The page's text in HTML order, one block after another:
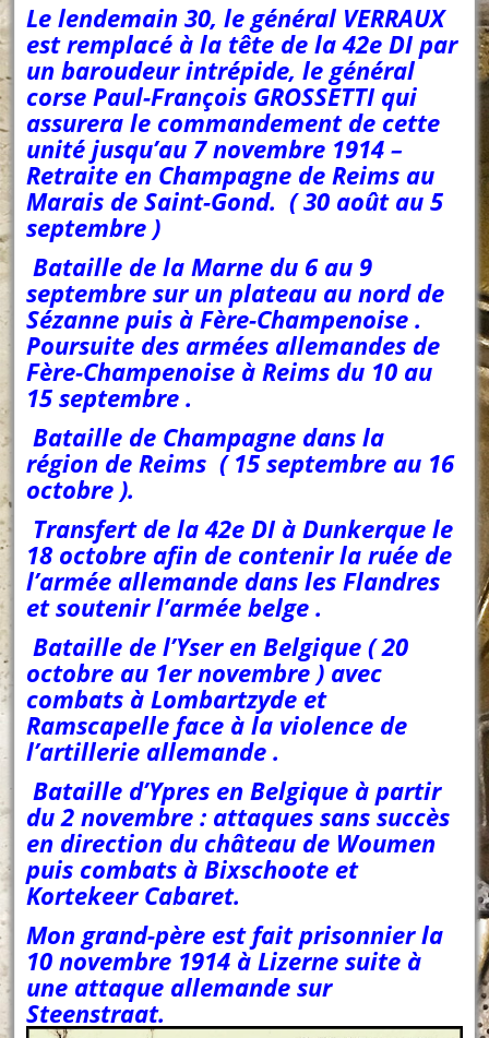
Le lendemain 30, le général VERRAUX
est remplacé à la tête de la 42e DI par
un baroudeur intrépide, le général
corse Paul-François GROSSETTI qui
assurera le commandement de cette
unité jusqu’au 7 novembre 1914 –
Retraite en Champagne de Reims au
Marais de Saint-Gond. ( 30 août au 5
septembre )
Bataille de la Marne du 6 au 9
septembre sur un plateau au nord de
Sézanne puis à Fère-Champenoise .
Poursuite des armées allemandes de
Fère-Champenoise à Reims du 10 au
15 septembre .
Bataille de Champagne dans la
région de Reims ( 15 septembre au 16
octobre ).
Transfert de la 42e DI à Dunkerque le
18 octobre afin de contenir la ruée de
l’armée allemande dans les Flandres
et soutenir l’armée belge .
Bataille de l’Yser en Belgique ( 20
octobre au 1er novembre ) avec
combats à Lombartzyde et
Ramscapelle face à la violence de
l’artillerie allemande .
Bataille d’Ypres en Belgique à partir
du 2 novembre : attaques sans succès
en direction du château de Woumen
puis combats à Bixschoote et
Kortekeer Cabaret.
Mon grand-père est fait prisonnier la
10 novembre 1914 à Lizerne suite à
une attaque allemande sur
Steenstraat.